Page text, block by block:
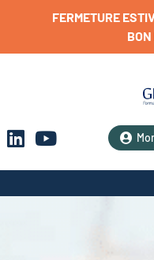
FERMETURE
BON